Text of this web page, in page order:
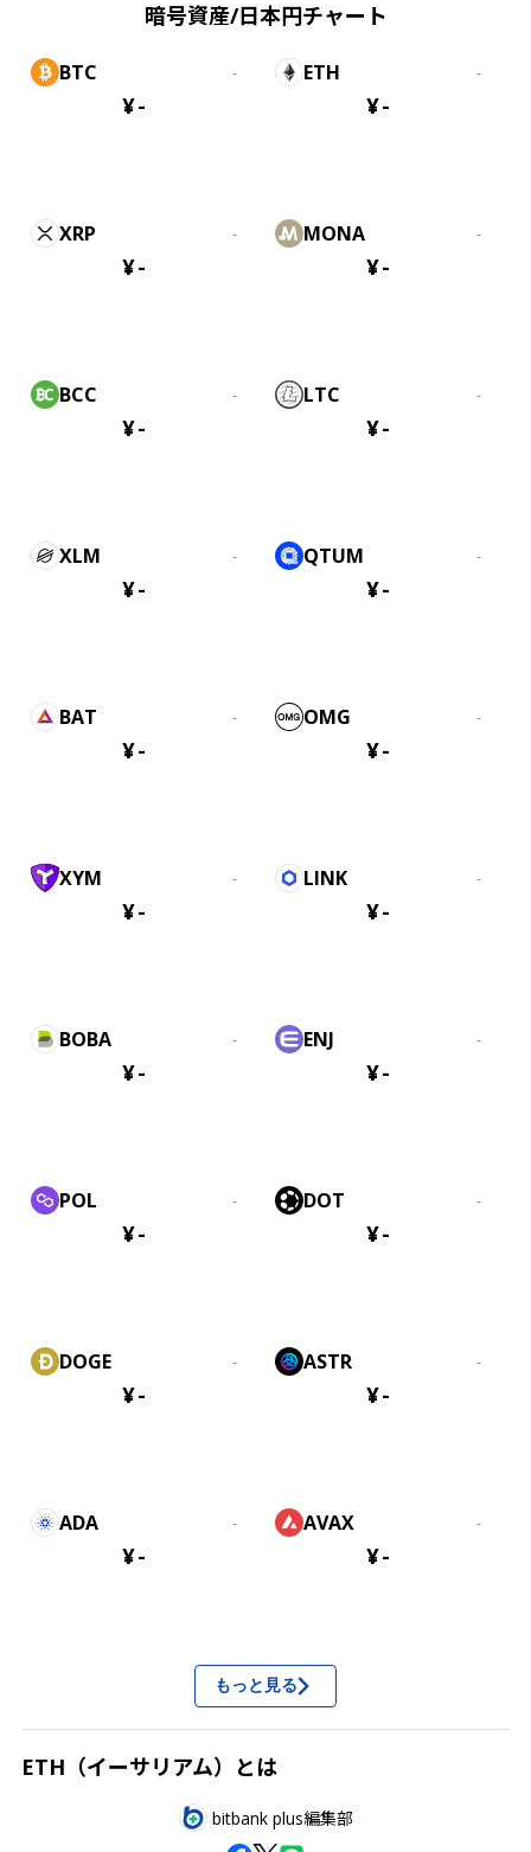
暗号資産/日本円チャート
BTC -
¥-
ETH -
¥-
XRP -
¥-
MONA -
¥-
BCC -
¥-
LTC -
¥-
XLM -
¥-
QTUM -
¥-
BAT -
¥-
OMG -
¥-
XYM -
¥-
LINK -
¥-
BOBA -
¥-
ENJ -
¥-
POL -
¥-
DOT -
¥-
DOGE -
¥-
ASTR -
¥-
ADA -
¥-
AVAX -
¥-
もっと見る
ETH（イーサリアム）とは
bitbank plus編集部